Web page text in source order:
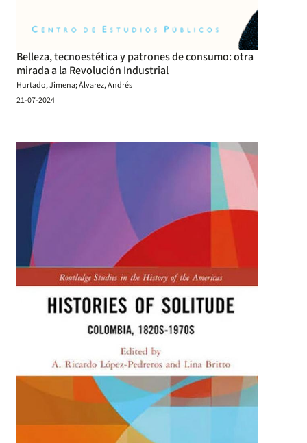
Belleza, tecnoestética y patrones de consumo: otra
mirada a la Revolución Industrial
Hurtado, Jimena; Álvarez, Andrés
21-07-2024